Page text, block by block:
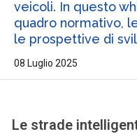
veicoli. In questo
quadro normativo,
le prospettive di
08 Luglio 2025
Le strade